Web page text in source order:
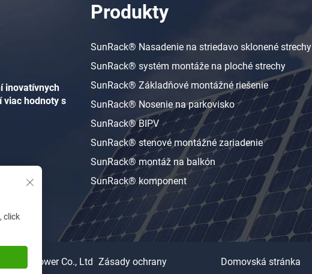
inovatívnych
viac hodnoty s
Produkty
SunRack® Nasadenie na striedavo sklonené strechy
SunRack® systém montáže na ploché strechy
SunRack® Základňové montážné riešenie
SunRack® Nosenie na parkovisko
SunRack® BIPV
SunRack® stenové montážné zariadenie
SunRack® montáž na balkón
SunRack® komponent
Power Co., Ltd Zásady ochrany
Domovská stránka
click